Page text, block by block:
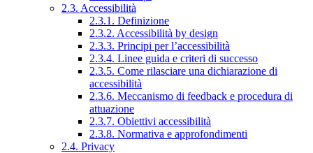
2.3. Accessibilità
2.3.1. Definizione
2.3.2. Accessibilità by design
2.3.3. Principi per l’accessibilità
2.3.4. Linee guida e criteri di successo
2.3.5. Come rilasciare una dichiarazione di
accessibilità
2.3.6. Meccanismo di feedback e procedura di
attuazione
2.3.7. Obiettivi accessibilità
2.3.8. Normativa e approfondimenti
2.4. Privacy